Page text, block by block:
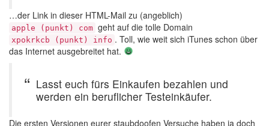
…der Link in dieser HTML-Mail zu (angeblich)
apple (punkt) com geht auf die tolle Domain
xpokrkcb (punkt) info . Toll, wie weit sich iTunes schon über
das Internet ausgebreitet hat.
Lasst euch fürs Einkaufen bezahlen und
werden ein beruflicher Testeinkäufer.
Die ersten Versionen eurer staubdoofen Versuche haben ja doch